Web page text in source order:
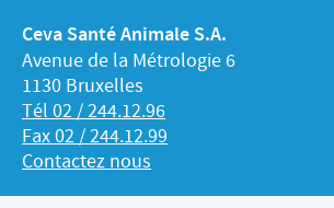
Ceva Santé Animale S.A.
Avenue de la Métrologie 6
1130 Bruxelles
Tél 02 / 244.12.96
Fax 02 / 244.12.99
Contactez nous